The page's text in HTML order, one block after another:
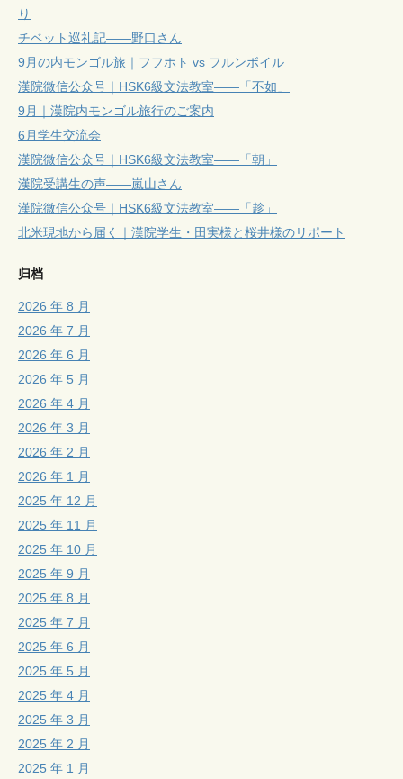
り
チベット巡礼記——野口さん
9月の内モンゴル旅｜フフホト vs フルンボイル
漢院微信公众号｜HSK6級文法教室——「不如」
9月｜漢院内モンゴル旅行のご案内
6月学生交流会
漢院微信公众号｜HSK6級文法教室——「朝」
漢院受講生の声——嵐山さん
漢院微信公众号｜HSK6級文法教室——「趁」
北米現地から届く｜漢院学生・田実様と桜井様のリポート
归档
2026 年 8 月
2026 年 7 月
2026 年 6 月
2026 年 5 月
2026 年 4 月
2026 年 3 月
2026 年 2 月
2026 年 1 月
2025 年 12 月
2025 年 11 月
2025 年 10 月
2025 年 9 月
2025 年 8 月
2025 年 7 月
2025 年 6 月
2025 年 5 月
2025 年 4 月
2025 年 3 月
2025 年 2 月
2025 年 1 月